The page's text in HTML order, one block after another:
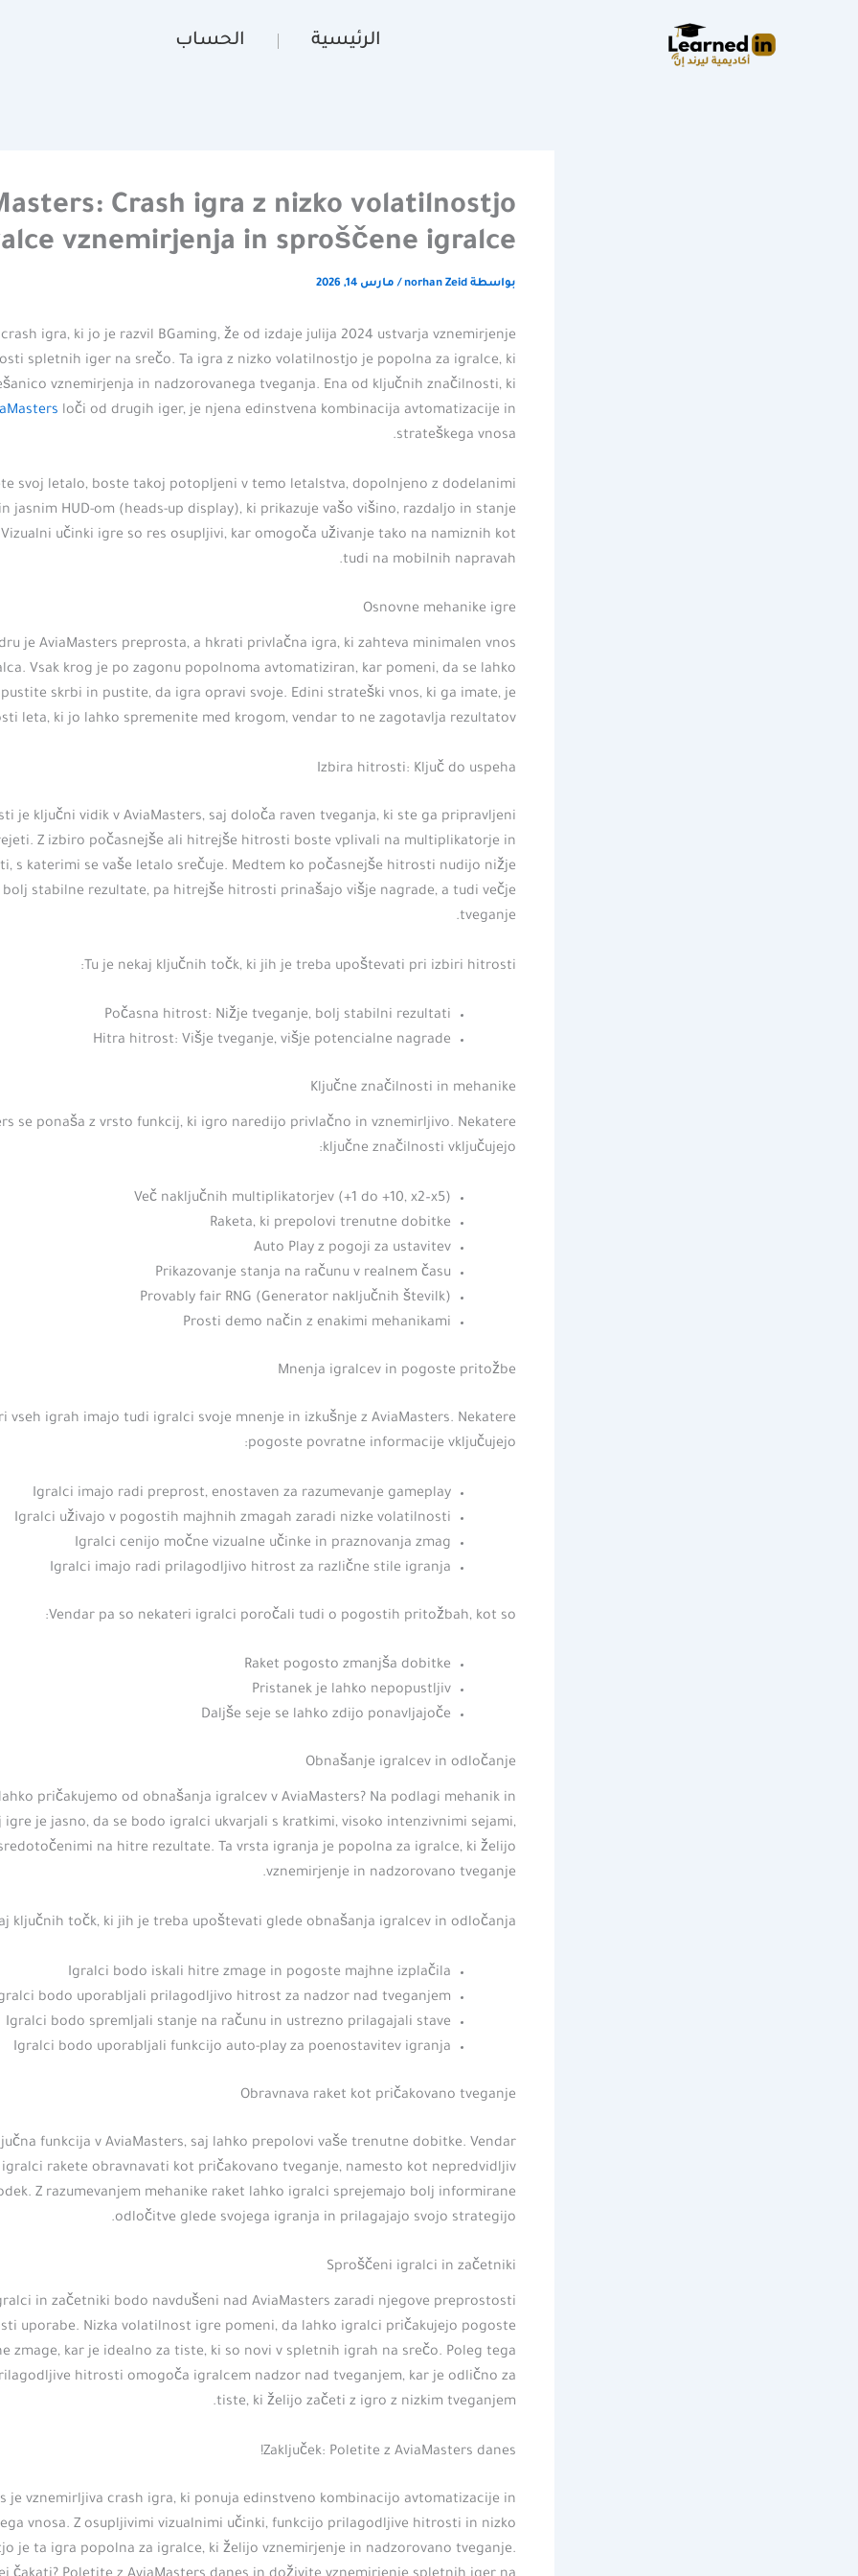
الرئيسية الحساب
Crash igra z nizko volatilnostjo
vznemirjenja in sproščene igralce
بواسطة norhan Zeid
/ مارس 14, 2026
igra, ki jo je razvil BGaming, že od izdaje julija 2024 ustvarja vznemirjenje
spletnih iger na srečo. Ta igra z nizko volatilnostjo je popolna za igralce, ki
vznemirjenja in nadzorovanega tveganja. Ena od ključnih značilnosti, ki
loči od drugih iger, je njena edinstvena kombinacija avtomatizacije in
strateškega vnosa.
svoj letalo, boste takoj potopljeni v temo letalstva, dopolnjeno z dodelanimi
jasnim HUD-om (heads-up display), ki prikazuje vašo višino, razdaljo in stanje
učinki igre so res osupljivi, kar omogoča uživanje tako na namiznih kot
tudi na mobilnih napravah.
Osnovne mehanike igre
je AviaMasters preprosta, a hkrati privlačna igra, ki zahteva minimalen vnos
Vsak krog je po zagonu popolnoma avtomatiziran, kar pomeni, da se lahko
skrbi in pustite, da igra opravi svoje. Edini strateški vnos, ki ga imate, je
leta, ki jo lahko spremenite med krogom, vendar to ne zagotavlja rezultatov.
Izbira hitrosti: Ključ do uspeha
je ključni vidik v AviaMasters, saj določa raven tveganja, ki ste ga pripravljeni
Z izbiro počasnejše ali hitrejše hitrosti boste vplivali na multiplikatorje in
s katerimi se vaše letalo srečuje. Medtem ko počasnejše hitrosti nudijo nižje
stabilne rezultate, pa hitrejše hitrosti prinašajo višje nagrade, a tudi večje
tveganje.
Tu je nekaj ključnih točk, ki jih je treba upoštevati pri izbiri hitrosti:
Počasna hitrost: Nižje tveganje, bolj stabilni rezultati
Hitra hitrost: Višje tveganje, višje potencialne nagrade
Ključne značilnosti in mehanike
se ponaša z vrsto funkcij, ki igro naredijo privlačno in vznemirljivo. Nekatere
ključne značilnosti vključujejo:
Več naključnih multiplikatorjev (+1 do +10, x2–x5)
Raketa, ki prepolovi trenutne dobitke
Auto Play z pogoji za ustavitev
Prikazovanje stanja na računu v realnem času
Provably fair RNG (Generator naključnih številk)
Prosti demo način z enakimi mehanikami
Mnenja igralcev in pogoste pritožbe
vseh igrah imajo tudi igralci svoje mnenje in izkušnje z AviaMasters. Nekatere
pogoste povratne informacije vključujejo:
Igralci imajo radi preprost, enostaven za razumevanje gameplay
Igralci uživajo v pogostih majhnih zmagah zaradi nizke volatilnosti
Igralci cenijo močne vizualne učinke in praznovanja zmag
Igralci imajo radi prilagodljivo hitrost za različne stile igranja
Vendar pa so nekateri igralci poročali tudi o pogostih pritožbah, kot so:
Raket pogosto zmanjša dobitke
Pristanek je lahko nepopustljiv
Daljše seje se lahko zdijo ponavljajoče
Obnašanje igralcev in odločanje
pričakujemo od obnašanja igralcev v AviaMasters? Na podlagi mehanik in
igre je jasno, da se bodo igralci ukvarjali s kratkimi, visoko intenzivnimi sejami,
na hitre rezultate. Ta vrsta igranja je popolna za igralce, ki želijo
vznemirjenje in nadzorovano tveganje.
ključnih točk, ki jih je treba upoštevati glede obnašanja igralcev in odločanja:
Igralci bodo iskali hitre zmage in pogoste majhne izplačila
bodo uporabljali prilagodljivo hitrost za nadzor nad tveganjem
Igralci bodo spremljali stanje na računu in ustrezno prilagajali stave
Igralci bodo uporabljali funkcijo auto-play za poenostavitev igranja
Obravnava raket kot pričakovano tveganje
funkcija v AviaMasters, saj lahko prepolovi vaše trenutne dobitke. Vendar
rakete obravnavati kot pričakovano tveganje, namesto kot nepredvidljiv
Z razumevanjem mehanike raket lahko igralci sprejemajo bolj informirane
odločitve glede svojega igranja in prilagajajo svojo strategijo.
Sproščeni igralci in začetniki
in začetniki bodo navdušeni nad AviaMasters zaradi njegove preprostosti
uporabe. Nizka volatilnost igre pomeni, da lahko igralci pričakujejo pogoste
zmage, kar je idealno za tiste, ki so novi v spletnih igrah na srečo. Poleg tega
hitrosti omogoča igralcem nadzor nad tveganjem, kar je odlično za
tiste, ki želijo začeti z igro z nizkim tveganjem.
Zaključek: Poletite z AviaMasters danes!
je vznemirljiva crash igra, ki ponuja edinstveno kombinacijo avtomatizacije in
vnosa. Z osupljivimi vizualnimi učinki, funkcijo prilagodljive hitrosti in nizko
je ta igra popolna za igralce, ki želijo vznemirjenje in nadzorovano tveganje.